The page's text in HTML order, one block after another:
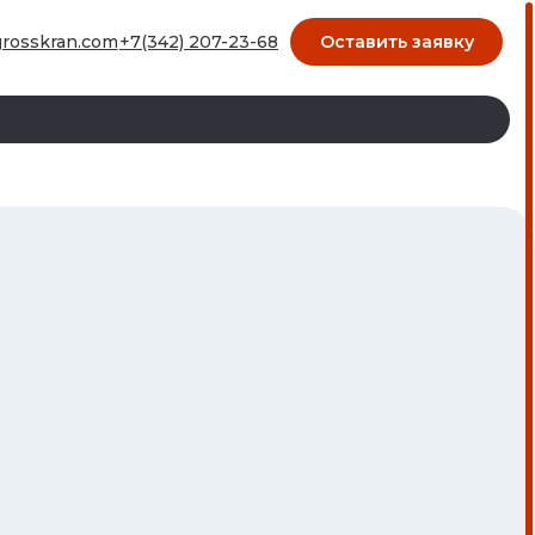
+7(342) 207-23-68 Оставить заявку
ОСТАВИТЬ ЗАЯВКУ
23-68